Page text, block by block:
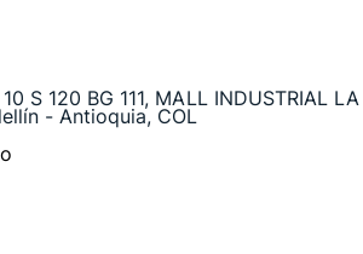
S 120 BG 111, MALL INDUSTRIAL LA
- Antioquia, COL